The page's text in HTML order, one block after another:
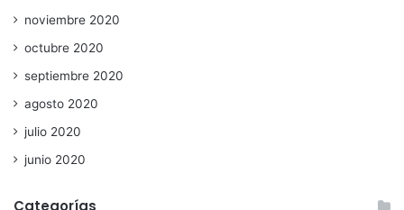
noviembre 2020
octubre 2020
septiembre 2020
agosto 2020
julio 2020
junio 2020
Categorías